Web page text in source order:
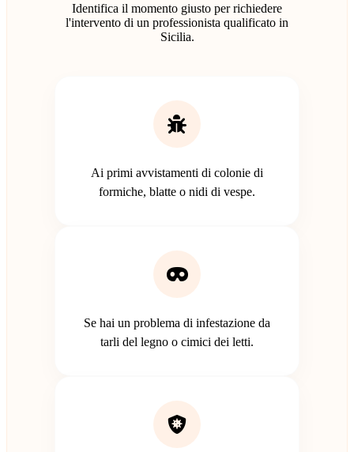
Identifica il momento giusto per richiedere
l'intervento di un professionista qualificato in
Sicilia.
Ai primi avvistamenti di colonie di
formiche, blatte o nidi di vespe.
Se hai un problema di infestazione da
tarli del legno o cimici dei letti.